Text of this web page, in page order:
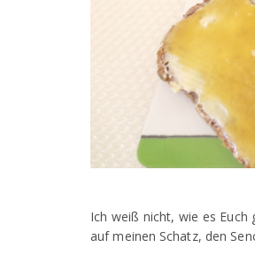
Ich weiß nicht, wie es
auf meinen Schatz, den